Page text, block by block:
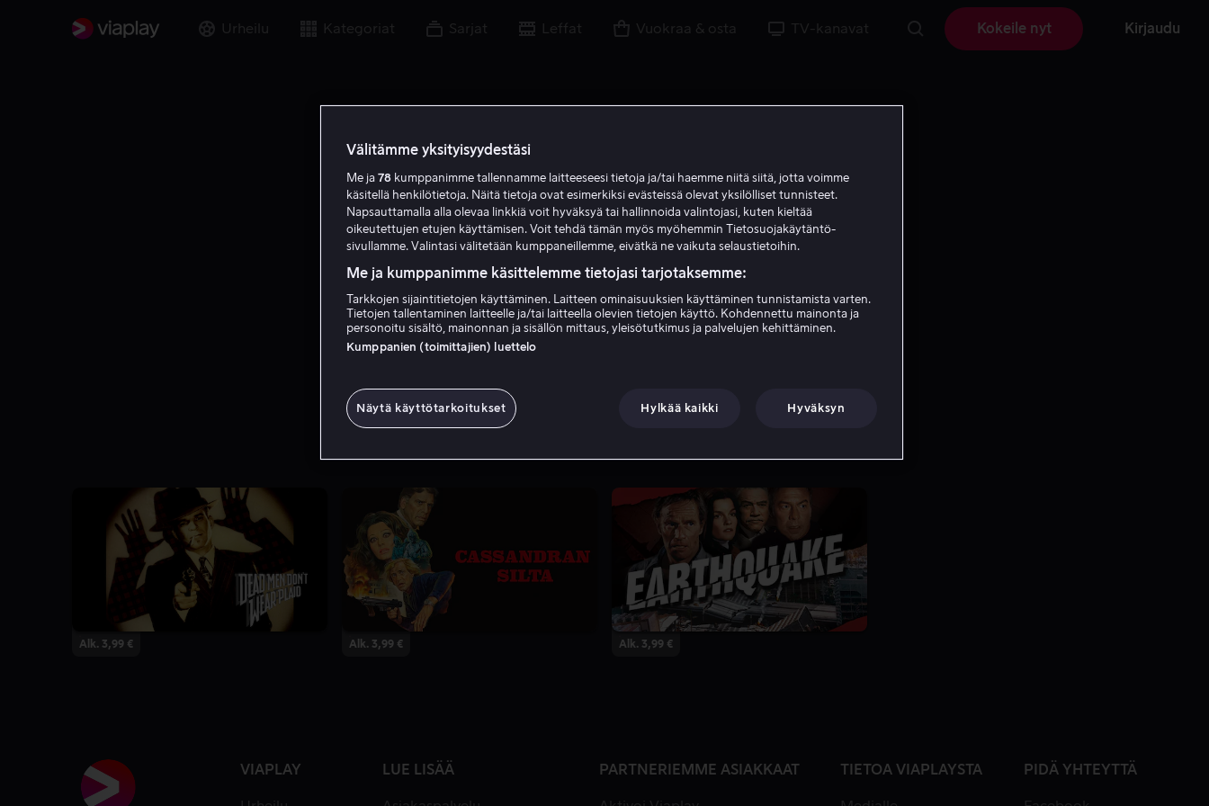
Urheilu Kategoriat Sarjat Leffat Vuokraa & osta TV-kanavat Kokeile nyt Kirjaudu
Ava Gardner
Alk. 3,99 € Alk. 3,99 € Alk. 3,99 €
VIAPLAY LUE LISÄÄ PARTNERIEMME ASIAKKAAT TIETOA VIAPLAYSTA PIDÄ YHTEYTTÄ
Välitämme yksityisyydestäsi
Me ja 78 kumppanimme tallennamme laitteeseesi tietoja ja/tai haemme niitä siitä, jotta voimme
käsitellä henkilötietoja. Näitä tietoja ovat esimerkiksi evästeissä olevat yksilölliset tunnisteet.
Napsauttamalla alla olevaa linkkiä voit hyväksyä tai hallinnoida valintojasi, kuten kieltää
oikeutettujen etujen käyttämisen. Voit tehdä tämän myös myöhemmin Tietosuojakäytäntö-
sivullamme. Valintasi välitetään kumppaneillemme, eivätkä ne vaikuta selaustietoihin.
Me ja kumppanimme käsittelemme tietojasi tarjotaksemme:
Tarkkojen sijaintitietojen käyttäminen. Laitteen ominaisuuksien käyttäminen tunnistamista varten.
Tietojen tallentaminen laitteelle ja/tai laitteella olevien tietojen käyttö. Kohdennettu mainonta ja
personoitu sisältö, mainonnan ja sisällön mittaus, yleisötutkimus ja palvelujen kehittäminen.
Kumppanien (toimittajien) luettelo
Näytä käyttötarkoitukset Hylkää kaikki Hyväksyn